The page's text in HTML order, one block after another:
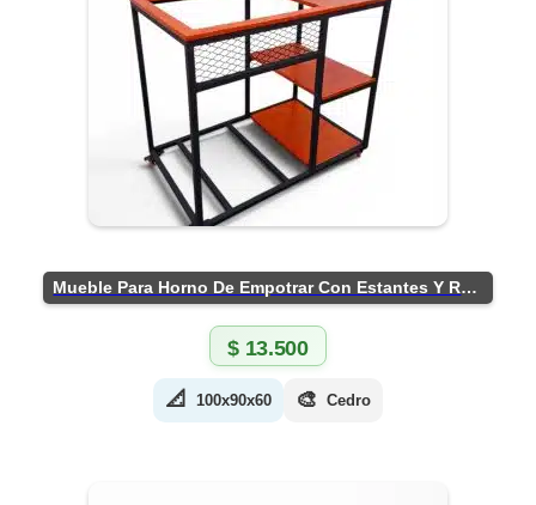
Mueble Para Horno De Empotrar Con Estantes Y Ruedas
$13.500
📐 100x90x60 🎨 Cedro